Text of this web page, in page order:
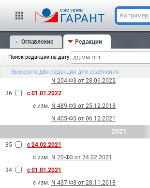
cистема
ГАРАНТ Например,
Оглавление Редакции
Поиск редакции на дату
Выберите две редакции для сравнения
N 474-Ф3 от 05.12.2022
2022
37
с 01.12.2022
с изм. N 405-Ф3 от 06.12.2021
N 204-Ф3 от 28.06.2022
36
с 01.01.2022
с изм. N 489-Ф3 от 25.12.2018
N 405-Ф3 от 06.12.2021
2021
35
с 24.02.2021
с изм. N 20-Ф3 от 24.02.2021
34
с 01.01.2021
с изм. N 437-Ф3 от 28.11.2018